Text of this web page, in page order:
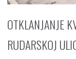
OTKLANJANJE
RUDARSKOJ